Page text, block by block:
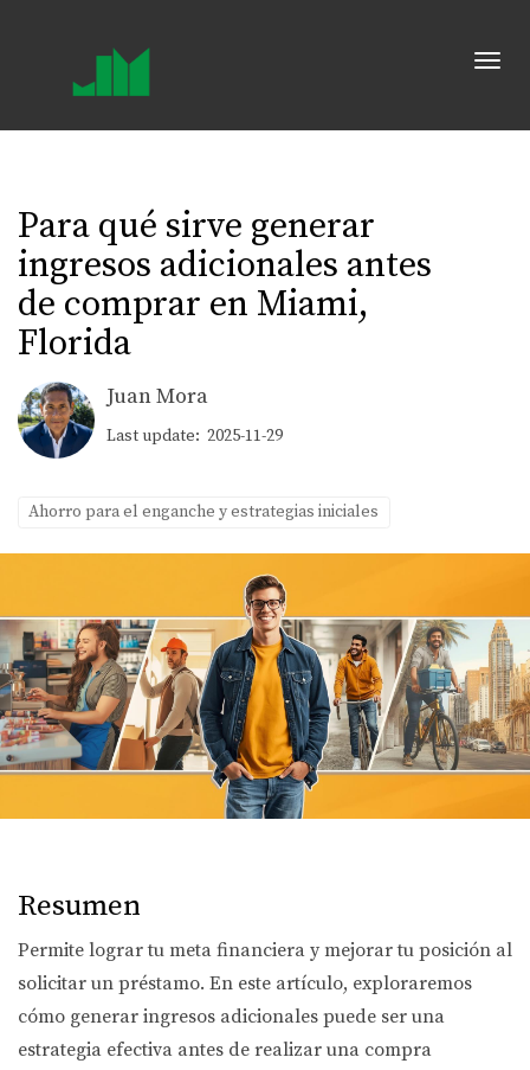
Para qué sirve generar
ingresos adicionales antes
de comprar en Miami,
Florida
Juan Mora
Last update: 2025-11-29
Ahorro para el enganche y estrategias iniciales
Resumen
Permite lograr tu meta financiera y mejorar tu posición al
solicitar un préstamo. En este artículo, exploraremos
cómo generar ingresos adicionales puede ser una
estrategia efectiva antes de realizar una compra